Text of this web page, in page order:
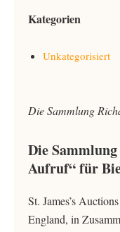
Kategorien
Unkategorisiert
Die Sammlung
Die
Aufruf“ für
St. James’s
England, in